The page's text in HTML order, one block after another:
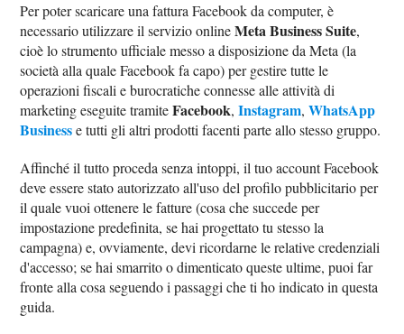
Per poter scaricare una fattura Facebook da computer, è
necessario utilizzare il servizio onlineMeta Business Suite,
cioè lo strumento ufficiale messo a disposizione da Meta (la
società alla quale Facebook fa capo) per gestire tutte le
operazioni fiscali e burocratiche connesse alle attività di
marketing eseguite tramiteFacebook,Instagram,WhatsApp
Businesse tutti gli altri prodotti facenti parte allo stesso gruppo.
Affinché il tutto proceda senza intoppi, il tuo account Facebook
deve essere stato autorizzato all'uso del profilo pubblicitario per
il quale vuoi ottenere le fatture (cosa che succede per
impostazione predefinita, se hai progettato tu stesso la
campagna) e, ovviamente, devi ricordarne le relative credenziali
d'accesso; se hai smarrito o dimenticato queste ultime, puoi far
fronte alla cosa seguendo i passaggi che ti ho indicato in questa
guida.